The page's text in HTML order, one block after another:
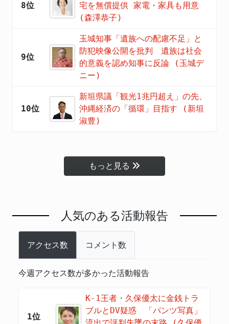
8位
宅を無償提供 家電・家具も用意
(森澤恭子)
9位
玉城知事「遺族への配慮不足」と
防犯映像公開を批判 遺族は社会
的意義を認め知事に反論 (玉城デ
ニー)
10位
新垣県議「観光1兆円超え」の先、
沖縄経済の「循環」目指す (新垣
淑豊)
もっと見る
人気のある活動報告
アクセス数 コメント数
今週アクセス数が多かった活動報告
1位
K-1王者・久保優太に金銭トラ
ブルとDV疑惑 「パンツ写真」